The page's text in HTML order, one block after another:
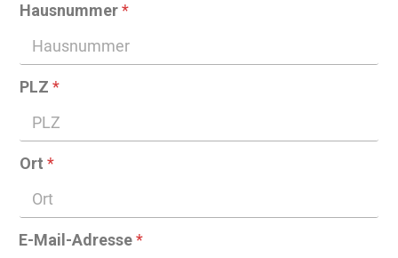
Hausnummer*
PLZ *
Ort *
E-Mail-Adresse*